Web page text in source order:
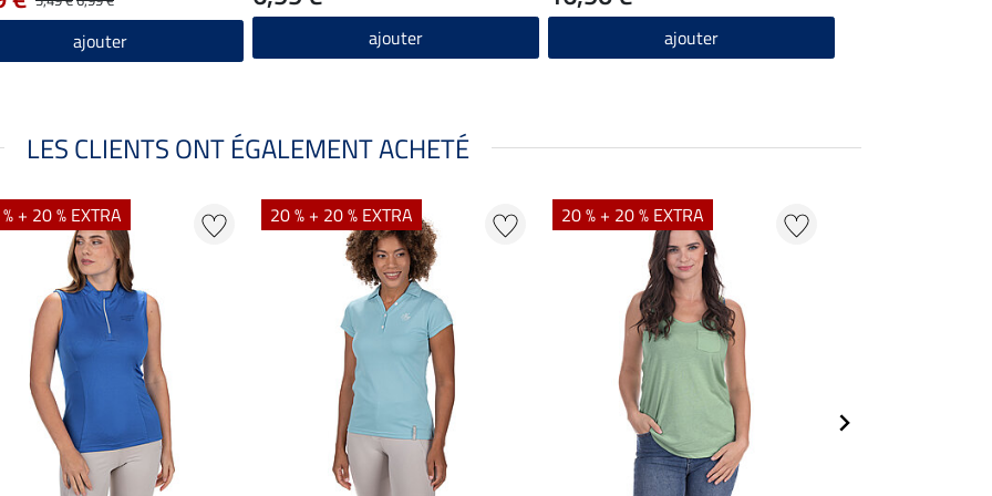
ajouter ajouter ajouter
LES CLIENTS ONT ÉGALEMENT ACHETÉ
+ 20 % EXTRA 20 % + 20 % EXTRA 20 % + 20 % EXTRA